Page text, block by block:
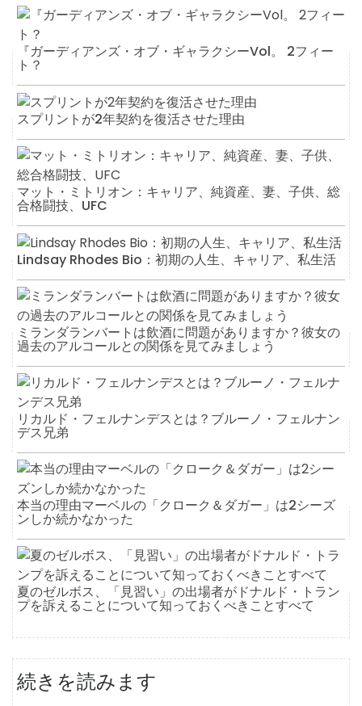
『ガーディアンズ・オブ・ギャラクシーVol。 2フィー
ト？
スプリントが2年契約を復活させた理由
マット・ミトリオン：キャリア、純資産、妻、子供、総
合格闘技、UFC
Lindsay Rhodes Bio：初期の人生、キャリア、私生活
ミランダランバートは飲酒に問題がありますか？彼女の
過去のアルコールとの関係を見てみましょう
リカルド・フェルナンデスとは？ブルーノ・フェルナン
デス兄弟
本当の理由マーベルの「クローク＆ダガー」は2シーズ
ンしか続かなかった
夏のゼルボス、「見習い」の出場者がドナルド・トラン
プを訴えることについて知っておくべきことすべて
続きを読みます